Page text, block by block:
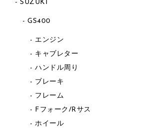
SUZUKI
GS400
エンジン
キャブレター
ハンドル周り
ブレーキ
フレーム
Fフォーク/Rサス
ホイール